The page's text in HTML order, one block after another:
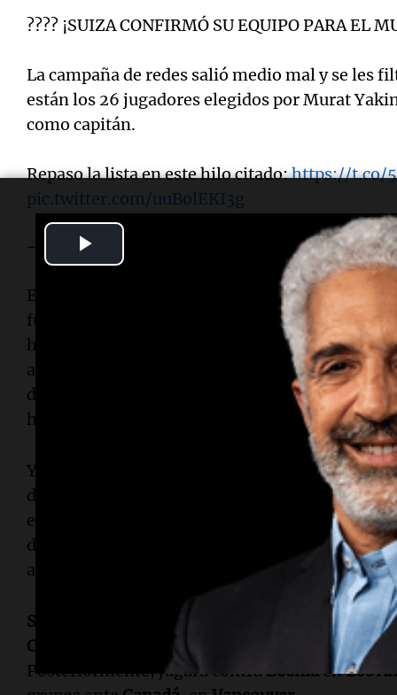
???? ¡SUIZA CONFIRMÓ SU EQUIPO PARA EL
La campaña de redes salió medio mal y se les
están los 26 jugadores elegidos por Murat
como capitán.
Repaso la lista en este hilo citado:https://t.co/
pic.twitter.com/uuBolEKI3g
— Nahuel Lanzón (@nahuelzn) May 20, 2026
El entrenador,
, armó una nómina
futbolistas que ya habían disputado grandes
habían estado presentes en el
Mundial de
afrontaban su tercera o incluso cuartaCopa del
destacados se encontraban
Granit Xhakay
históricas de la selección suiza.
Yakin explicó que su objetivo era mantener el
desde hace tiempo, evitando realizar
estructura del plantel. Esta estrategia dejó a
destacada temporada en
Boca Juniors. La lista
argentino, quien había tenido un rendimiento
Suiza formará parte del Mundial
Canadá
. El equipo suizo debutará el 13 de junio
Posteriormente, jugará contra Bosnia enLos